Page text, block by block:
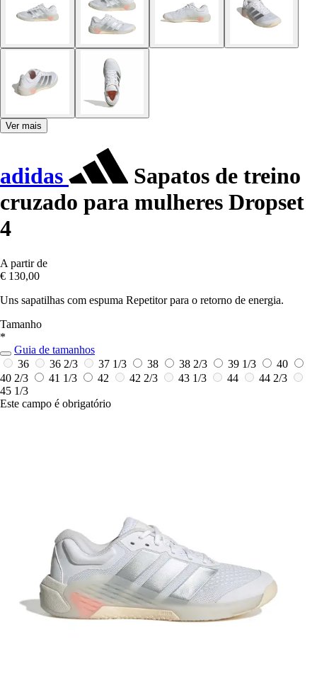
Ver mais
adidas
Sapatos de treino
cruzado para mulheres Dropset
4
A partir de
€ 130,00
Uns sapatilhas com espuma Repetitor para o retorno de energia.
Tamanho
*
Guia de tamanhos
36
36 2/3 37 1/3 38 38 2/3 39 1/3
40
40 2/3
41 1/3 42 42 2/3 43 1/3 44
44 2/3
45 1/3
Este campo é obrigatório